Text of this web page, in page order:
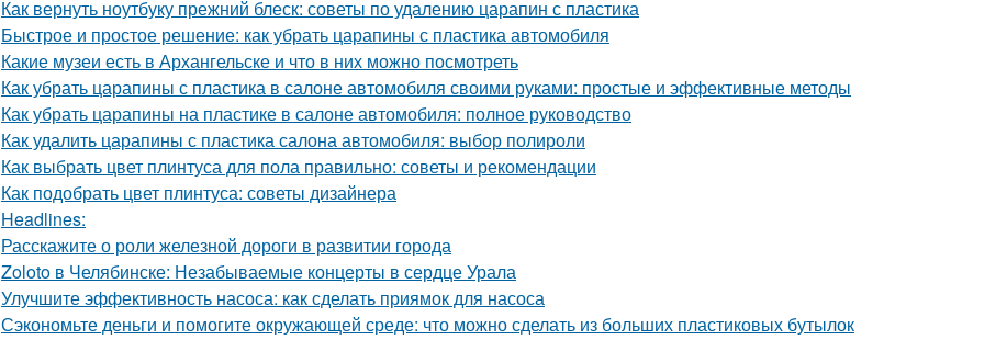
Как вернуть ноутбуку прежний блеск: советы по удалению царапин с пластика
Быстрое и простое решение: как убрать царапины с пластика автомобиля
Какие музеи есть в Архангельске и что в них можно посмотреть
Как убрать царапины с пластика в салоне автомобиля своими руками: простые и эффективные методы
Как убрать царапины на пластике в салоне автомобиля: полное руководство
Как удалить царапины с пластика салона автомобиля: выбор полироли
Как выбрать цвет плинтуса для пола правильно: советы и рекомендации
Как подобрать цвет плинтуса: советы дизайнера
Headlines:
Расскажите о роли железной дороги в развитии города
Zoloto в Челябинске: Незабываемые концерты в сердце Урала
Улучшите эффективность насоса: как сделать приямок для насоса
Сэкономьте деньги и помогите окружающей среде: что можно сделать из больших пластиковых бутылок